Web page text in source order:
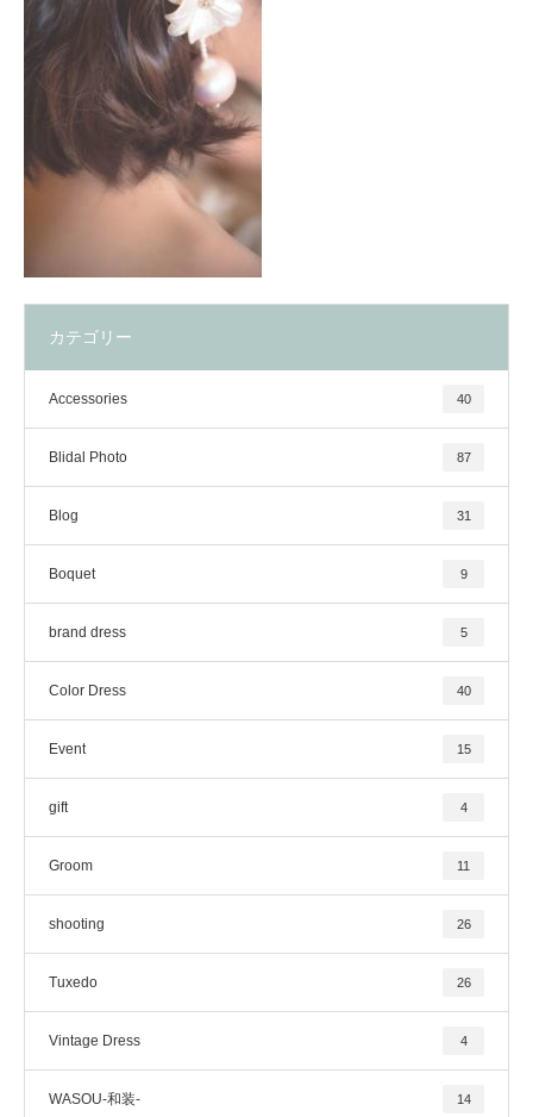
カテゴリー
Accessories 40
Blidal Photo 87
Blog 31
Boquet 9
brand dress 5
Color Dress 40
Event 15
gift 4
Groom 11
shooting 26
Tuxedo 26
Vintage Dress 4
WASOU-和装- 14